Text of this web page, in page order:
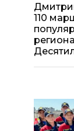
110